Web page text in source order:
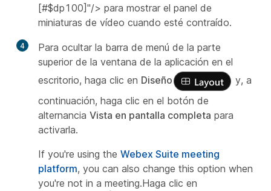
[#$dp100]"/> para mostrar el panel de
miniaturas de vídeo cuando esté contraído.
4
Para ocultar la barra de menú de la parte
superior de la ventana de la aplicación en el
escritorio, haga clic en Diseño
y, a
continuación, haga clic en el botón de
alternancia Vista en pantalla completa para
activarla.
If you're using the Webex Suite meeting
platform, you can also change this option when
you're not in a meeting.Haga clic en